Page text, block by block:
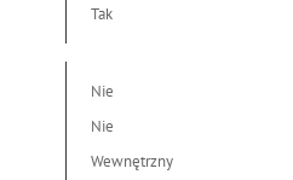
Tak
Nie
Nie
Wewnętrzny